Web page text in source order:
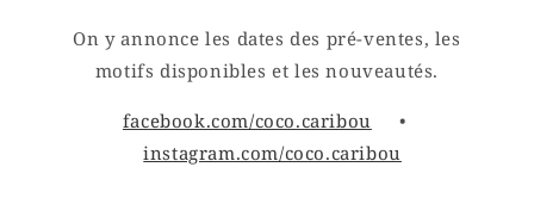
On y annonce les dates des pré-ventes, les
motifs disponibles et les nouveautés.
facebook.com/coco.caribou
•
instagram.com/coco.caribou